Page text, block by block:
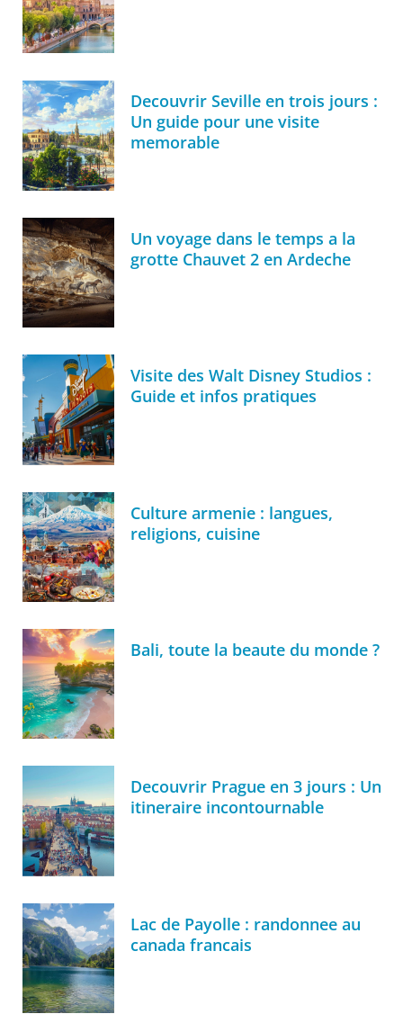
Decouvrir Seville en trois jours :
Un guide pour une visite
memorable
Un voyage dans le temps a la
grotte Chauvet 2 en Ardeche
Visite des Walt Disney Studios :
Guide et infos pratiques
Culture armenie : langues,
religions, cuisine
Bali, toute la beaute du monde ?
Decouvrir Prague en 3 jours : Un
itineraire incontournable
Lac de Payolle : randonnee au
canada francais